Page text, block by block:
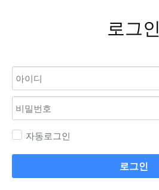
로그인
자동로그인
로그인